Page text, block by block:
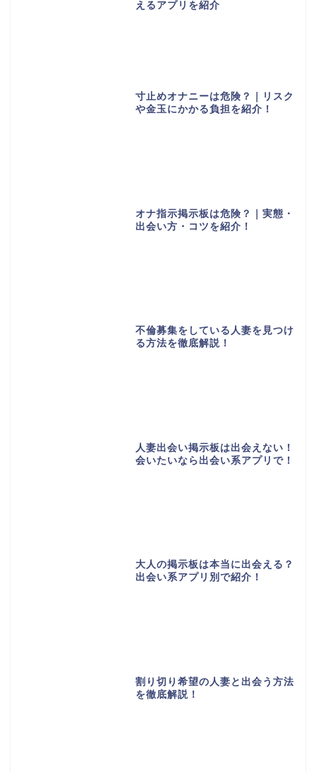
えるアプリを紹介
寸止めオナニーは危険？｜リスク
や金玉にかかる負担を紹介！
オナ指示掲示板は危険？｜実態・
出会い方・コツを紹介！
不倫募集をしている人妻を見つけ
る方法を徹底解説！
人妻出会い掲示板は出会えない！
会いたいなら出会い系アプリで！
大人の掲示板は本当に出会える？
出会い系アプリ別で紹介！
割り切り希望の人妻と出会う方法
を徹底解説！